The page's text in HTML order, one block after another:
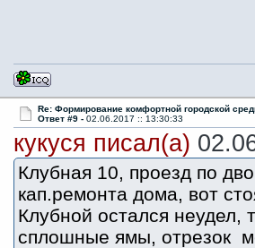
Re: Формирование комфортной городской
Ответ #9 - 02.06.2017 :: 13:30:33
кукуся писал(а)
Клубная 10, проезд по
кап.ремонта дома, вот
Клубной остался неудел,
сплошные ямы, отрезок